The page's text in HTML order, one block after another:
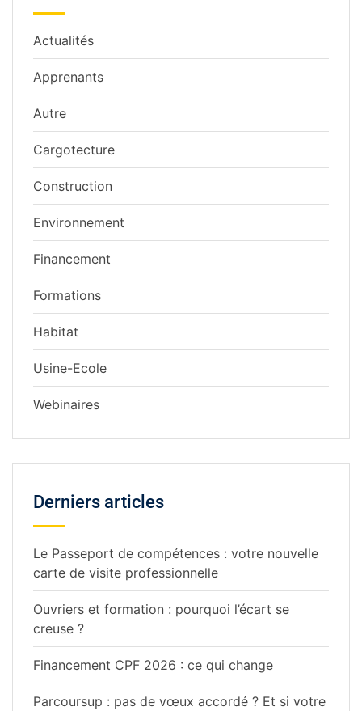
Actualités
Apprenants
Autre
Cargotecture
Construction
Environnement
Financement
Formations
Habitat
Usine-Ecole
Webinaires
Derniers articles
Le Passeport de compétences : votre nouvelle
carte de visite professionnelle
Ouvriers et formation : pourquoi l’écart se
creuse ?
Financement CPF 2026 : ce qui change
Parcoursup : pas de vœux accordé ? Et si votre